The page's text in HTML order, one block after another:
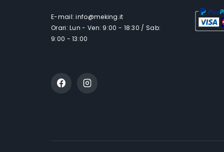
E-mail: info@meking.it
Orari: Lun - Ven: 9:00 - 18:30 / Sab:
9:00 - 13:00